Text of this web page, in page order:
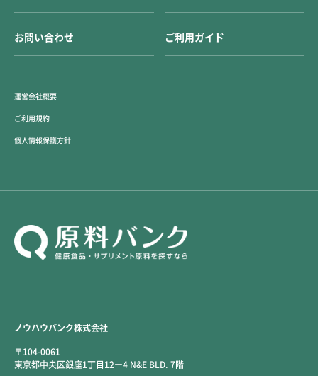
ノウハウバンク株式会社
〒104-0061
東京都中央区銀座1丁目12ー4 N&E BLD. 7階
お問い合わせ ご利用ガイド
運営会社概要
ご利用規約
個人情報保護方針